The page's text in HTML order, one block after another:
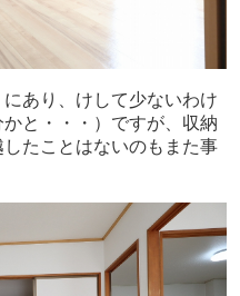
あり、けして少ないわけ
と・・・）ですが、収納
たことはないのもまた事